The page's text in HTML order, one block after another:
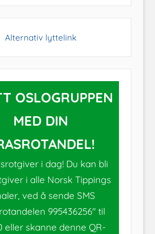
Alternativ lyttelink
OSLOGRUPPEN
MED DIN
i dag! Du kan bli
i alle Norsk Tippings
ved å sende SMS
995436256" til
eller skanne denne QR-